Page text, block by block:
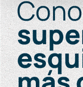
escritura
proceso,
una